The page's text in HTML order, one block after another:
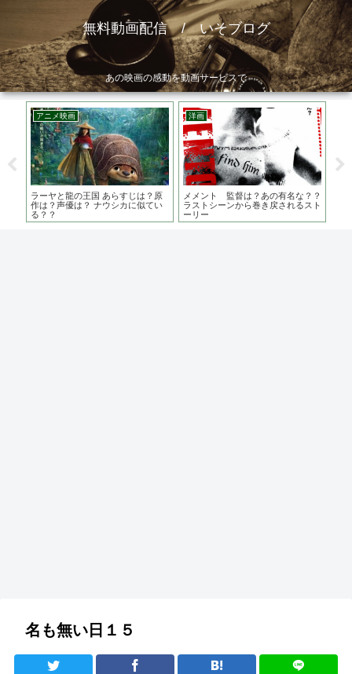
無料動画配信 / いそブログ
あの映画の感動を動画サービスで
アニメ映画
ラーヤと龍の王国 あらすじは？原
作は？声優は？ ナウシカに似てい
る？？
洋画
メメント 監督は？あの有名な？？
ラストシーンから巻き戻されるスト
ーリー
名も無い日１５